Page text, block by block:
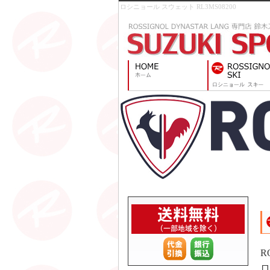
ロシニョール スウェット RL3MS08200